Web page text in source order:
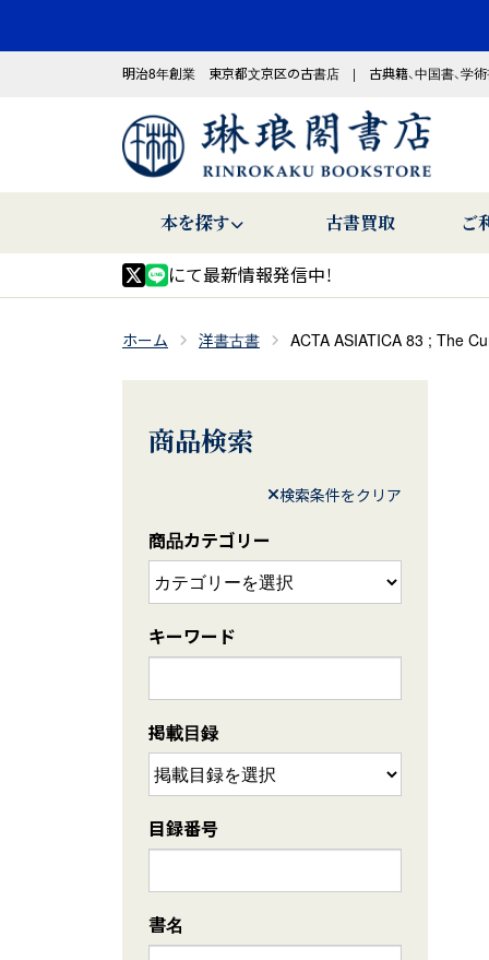
明治8年創業 東京都文京区の古書店 | 古典籍、中国書、学術
本を探す 古書買取 ご
にて最新情報発信中！
ホーム 洋書古書 ACTA ASIATICA 83 ; The
商品検索
検索条件をクリア
商品カテゴリー
キーワード
掲載目録
目録番号
書名